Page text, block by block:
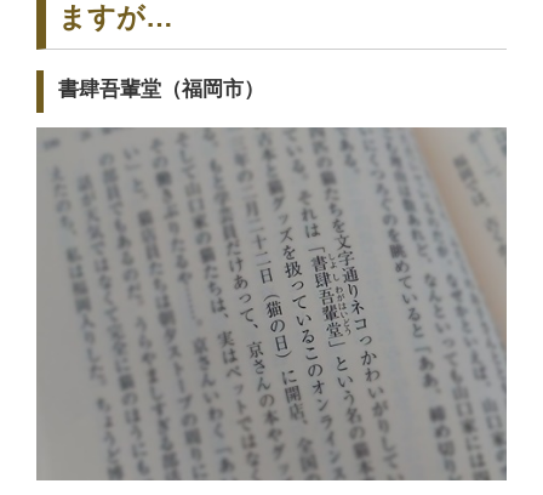
ますが…
書肆吾輩堂（福岡市）